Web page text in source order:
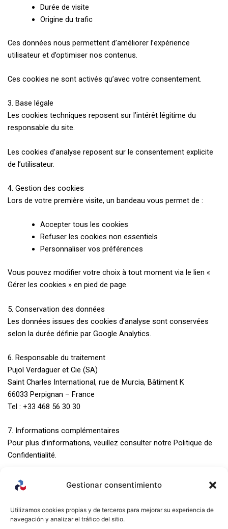
Gestionar consentimiento
Utilizamos cookies propias y de terceros para mejorar su experiencia de
navegación y analizar el tráfico del sitio.
Durée de visite
Origine du trafic
Ces données nous permettent d’améliorer l’expérience
utilisateur et d’optimiser nos contenus.
Ces cookies ne sont activés qu’avec votre consentement.
3. Base légale
Les cookies techniques reposent sur l’intérêt légitime du
responsable du site.
Les cookies d’analyse reposent sur le consentement explicite
de l’utilisateur.
4. Gestion des cookies
Lors de votre première visite, un bandeau vous permet de :
Accepter tous les cookies
Refuser les cookies non essentiels
Personnaliser vos préférences
Vous pouvez modifier votre choix à tout moment via le lien «
Gérer les cookies » en pied de page.
5. Conservation des données
Les données issues des cookies d’analyse sont conservées
selon la durée définie par Google Analytics.
6. Responsable du traitement
Pujol Verdaguer et Cie (SA)
Saint Charles International, rue de Murcia, Bâtiment K
66033 Perpignan – France
Tel : +33 468 56 30 30
7. Informations complémentaires
Pour plus d’informations, veuillez consulter notre Politique de
Confidentialité.
MENU
Accueil
CONTACT
Saint
MENTIONS
LÉGALES